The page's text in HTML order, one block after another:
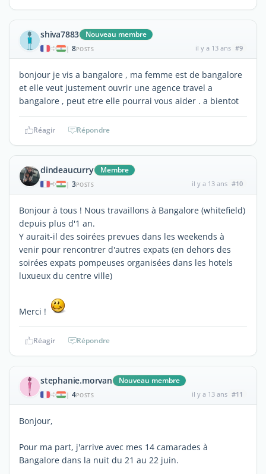
shiva7883 Nouveau membre
| 8POSTS il y a 13 ans #9
bonjour je vis a bangalore , ma femme est de bangalore
et elle veut justement ouvrir une agence travel a
bangalore , peut etre elle pourrai vous aider . a bientot
Réagir Répondre
dindeaucurry Membre
| 3POSTS il y a 13 ans #10
Bonjour à tous ! Nous travaillons à Bangalore (whitefield)
depuis plus d'1 an.
Y aurait-il des soirées prevues dans les weekends à
venir pour rencontrer d'autres expats (en dehors des
soirées expats pompeuses organisées dans les hotels
luxueux du centre ville)
Merci !
Réagir Répondre
stephanie.morvan Nouveau membre
| 4POSTS il y a 13 ans #11
Bonjour,
Pour ma part, j'arrive avec mes 14 camarades à
Bangalore dans la nuit du 21 au 22 juin.